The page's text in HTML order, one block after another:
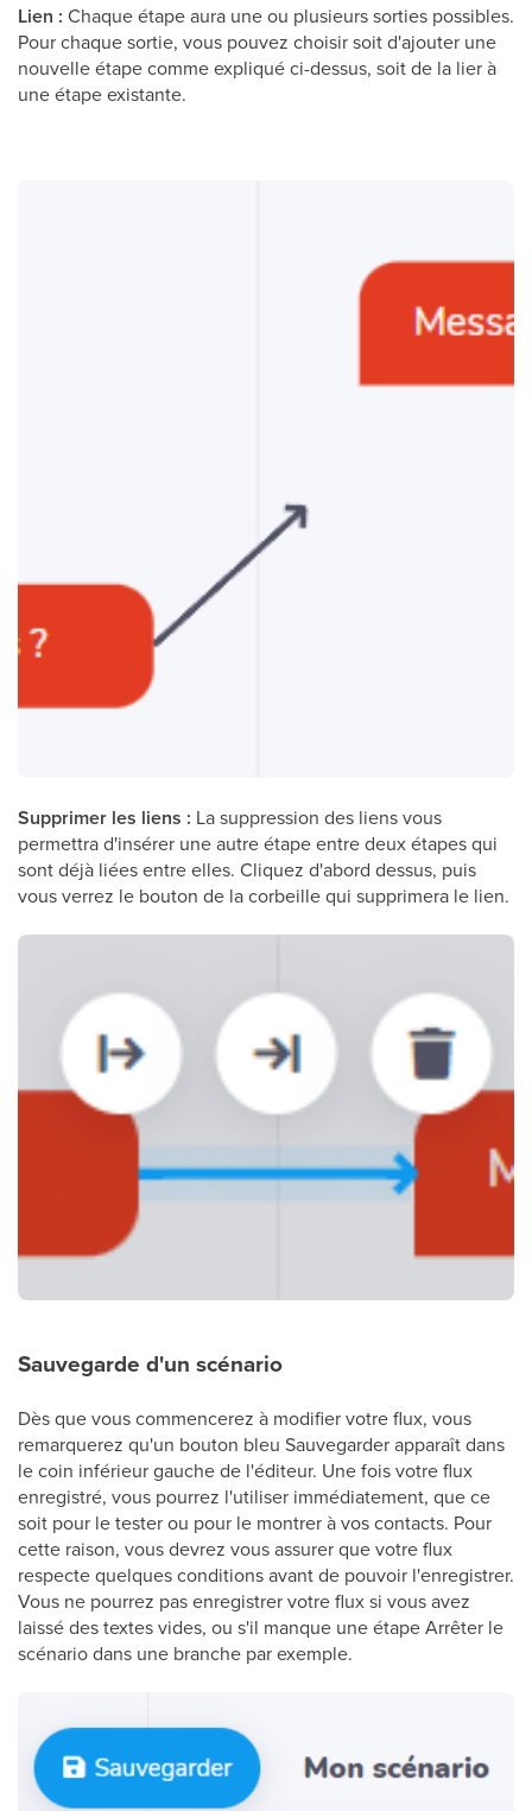
Lien : Chaque étape aura une ou plusieurs sorties possibles.
Pour chaque sortie, vous pouvez choisir soit d'ajouter une
nouvelle étape comme expliqué ci-dessus, soit de la lier à
une étape existante.
Supprimer les liens : La suppression des liens vous
permettra d'insérer une autre étape entre deux étapes qui
sont déjà liées entre elles. Cliquez d'abord dessus, puis
vous verrez le bouton de la corbeille qui supprimera le lien.
Sauvegarde d'un scénario
Dès que vous commencerez à modifier votre flux, vous
remarquerez qu'un bouton bleu Sauvegarder apparaît dans
le coin inférieur gauche de l'éditeur. Une fois votre flux
enregistré, vous pourrez l'utiliser immédiatement, que ce
soit pour le tester ou pour le montrer à vos contacts. Pour
cette raison, vous devrez vous assurer que votre flux
respecte quelques conditions avant de pouvoir l'enregistrer.
Vous ne pourrez pas enregistrer votre flux si vous avez
laissé des textes vides, ou s'il manque une étape Arrêter le
scénario dans une branche par exemple.